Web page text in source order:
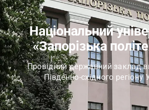
Національний
«Запорізька
Провідний державний заклад
Південно-східного регіону